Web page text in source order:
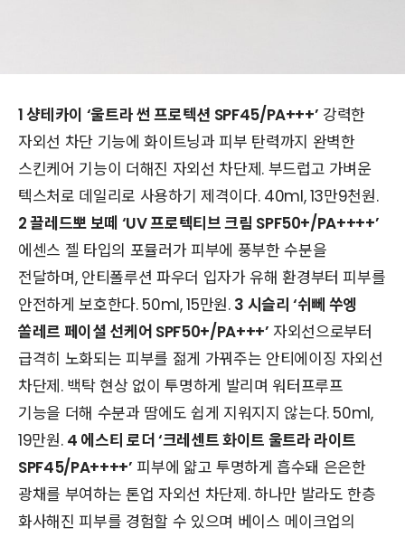
1 샹테카이 ‘울트라 썬 프로텍션 SPF45/PA+++’ 강력한
자외선 차단 기능에 화이트닝과 피부 탄력까지 완벽한
스킨케어 기능이 더해진 자외선 차단제. 부드럽고 가벼운
텍스처로 데일리로 사용하기 제격이다. 40ml, 13만9천원.
2 끌레드뽀 보떼 ‘UV 프로텍티브 크림 SPF50+/PA++++’
에센스 젤 타입의 포뮬러가 피부에 풍부한 수분을
전달하며, 안티폴루션 파우더 입자가 유해 환경부터 피부를
안전하게 보호한다. 50ml, 15만원. 3 시슬리 ‘쉬뻬 쑤엥
쏠레르 페이셜 선케어 SPF50+/PA+++’ 자외선으로부터
급격히 노화되는 피부를 젊게 가꿔주는 안티에이징 자외선
차단제. 백탁 현상 없이 투명하게 발리며 워터프루프
기능을 더해 수분과 땀에도 쉽게 지워지지 않는다. 50ml,
19만원. 4 에스티 로더 ‘크레센트 화이트 울트라 라이트
SPF45/PA++++’ 피부에 얇고 투명하게 흡수돼 은은한
광채를 부여하는 톤업 자외선 차단제. 하나만 발라도 한층
화사해진 피부를 경험할 수 있으며 베이스 메이크업의